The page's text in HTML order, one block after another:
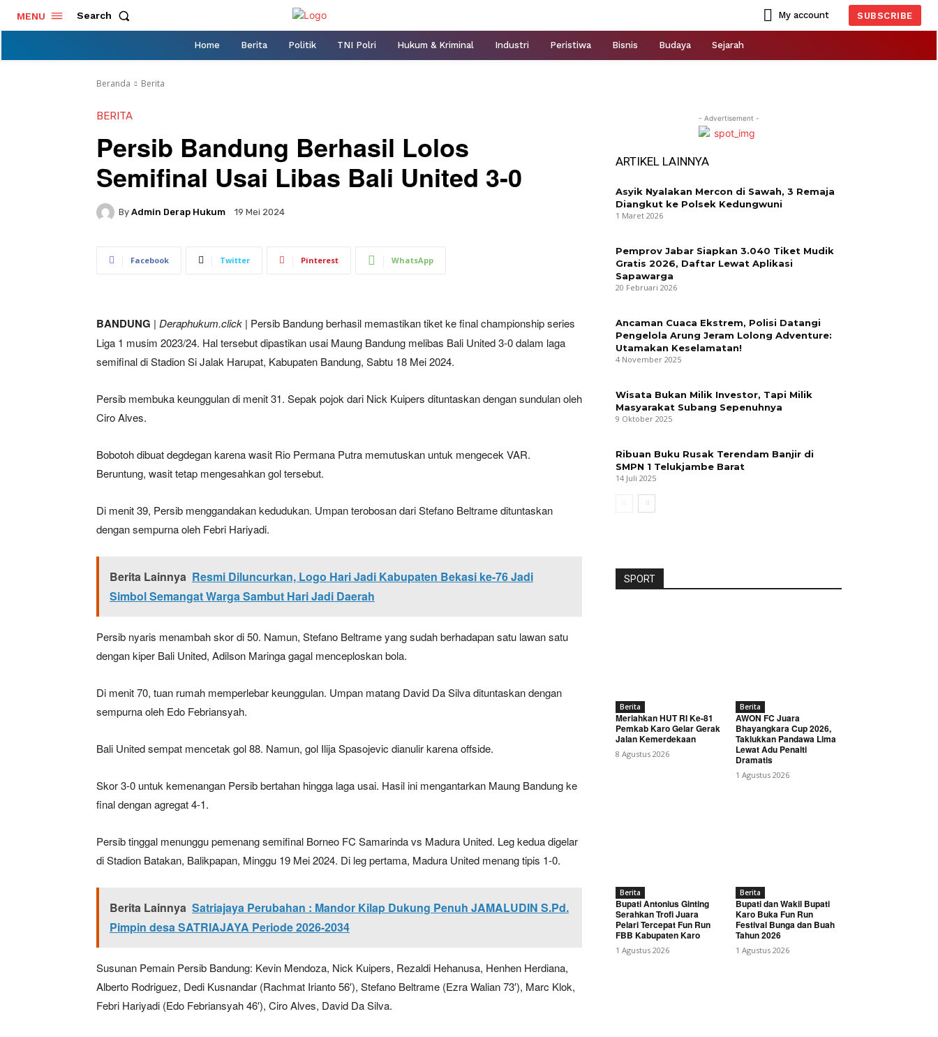
MENU Search My account SUBSCRIBE
Home Berita Politik TNI Polri Hukum & Kriminal Industri Peristiwa Bisnis Budaya Sejarah
Beranda Berita
BERITA
Persib Bandung Berhasil Lolos
Semifinal Usai Libas Bali United 3-0
By Admin Derap Hukum 19 Mei 2024
Facebook Twitter Pinterest WhatsApp
BANDUNG | Deraphukum.click | Persib Bandung berhasil memastikan tiket ke final championship series
Liga 1 musim 2023/24. Hal tersebut dipastikan usai Maung Bandung melibas Bali United 3-0 dalam laga
semifinal di Stadion Si Jalak Harupat, Kabupaten Bandung, Sabtu 18 Mei 2024.
Persib membuka keunggulan di menit 31. Sepak pojok dari Nick Kuipers dituntaskan dengan sundulan oleh
Ciro Alves.
Bobotoh dibuat degdegan karena wasit Rio Permana Putra memutuskan untuk mengecek VAR.
Beruntung, wasit tetap mengesahkan gol tersebut.
Di menit 39, Persib menggandakan kedudukan. Umpan terobosan dari Stefano Beltrame dituntaskan
dengan sempurna oleh Febri Hariyadi.
Berita Lainnya Resmi Diluncurkan, Logo Hari Jadi Kabupaten Bekasi ke-76 Jadi
Simbol Semangat Warga Sambut Hari Jadi Daerah
Persib nyaris menambah skor di 50. Namun, Stefano Beltrame yang sudah berhadapan satu lawan satu
dengan kiper Bali United, Adilson Maringa gagal menceploskan bola.
Di menit 70, tuan rumah memperlebar keunggulan. Umpan matang David Da Silva dituntaskan dengan
sempurna oleh Edo Febriansyah.
Bali United sempat mencetak gol 88. Namun, gol Ilija Spasojevic dianulir karena offside.
Skor 3-0 untuk kemenangan Persib bertahan hingga laga usai. Hasil ini mengantarkan Maung Bandung ke
final dengan agregat 4-1.
Persib tinggal menunggu pemenang semifinal Borneo FC Samarinda vs Madura United. Leg kedua digelar
di Stadion Batakan, Balikpapan, Minggu 19 Mei 2024. Di leg pertama, Madura United menang tipis 1-0.
Berita Lainnya Satriajaya Perubahan : Mandor Kilap Dukung Penuh JAMALUDIN S.Pd.
Pimpin desa SATRIAJAYA Periode 2026-2034
Susunan Pemain Persib Bandung: Kevin Mendoza, Nick Kuipers, Rezaldi Hehanusa, Henhen Herdiana,
Alberto Rodriguez, Dedi Kusnandar (Rachmat Irianto 56′), Stefano Beltrame (Ezra Walian 73′), Marc Klok,
Febri Hariyadi (Edo Febriansyah 46′), Ciro Alves, David Da Silva.
- Advertisement -
ARTIKEL LAINNYA
Asyik Nyalakan Mercon di Sawah, 3 Remaja
Diangkut ke Polsek Kedungwuni
1 Maret 2026
Pemprov Jabar Siapkan 3.040 Tiket Mudik
Gratis 2026, Daftar Lewat Aplikasi
Sapawarga
20 Februari 2026
Ancaman Cuaca Ekstrem, Polisi Datangi
Pengelola Arung Jeram Lolong Adventure:
Utamakan Keselamatan!
4 November 2025
Wisata Bukan Milik Investor, Tapi Milik
Masyarakat Subang Sepenuhnya
9 Oktober 2025
Ribuan Buku Rusak Terendam Banjir di
SMPN 1 Telukjambe Barat
14 Juli 2025
SPORT
Berita
Meriahkan HUT RI Ke-81
Pemkab Karo Gelar Gerak
Jalan Kemerdekaan
8 Agustus 2026
Berita
AWON FC Juara
Bhayangkara Cup 2026,
Taklukkan Pandawa Lima
Lewat Adu Penalti
Dramatis
1 Agustus 2026
Berita
Bupati Antonius Ginting
Serahkan Trofi Juara
Pelari Tercepat Fun Run
FBB Kabupaten Karo
1 Agustus 2026
Berita
Bupati dan Wakil Bupati
Karo Buka Fun Run
Festival Bunga dan Buah
Tahun 2026
1 Agustus 2026